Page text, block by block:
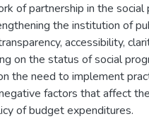
of partnership in the social
the institution of
accessibility,
on the status of social
the need to implement
factors that affect
of budget expenditures.